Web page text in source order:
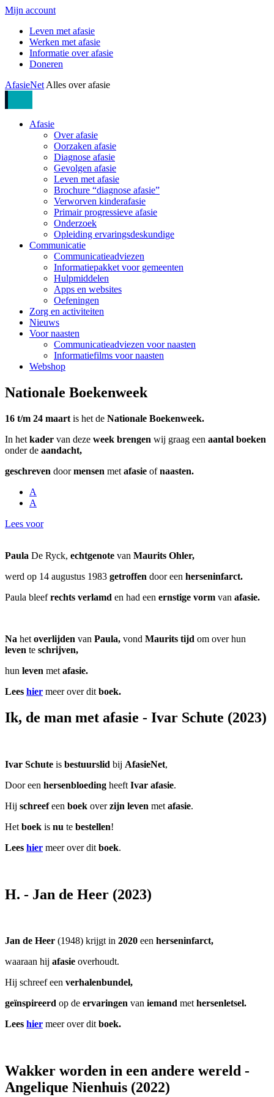
Mijn account
Leven met afasie
Werken met afasie
Informatie over afasie
Doneren
AfasieNet Alles over afasie
Afasie
Over afasie
Oorzaken afasie
Diagnose afasie
Gevolgen afasie
Leven met afasie
Brochure “diagnose afasie”
Verworven kinderafasie
Primair progressieve afasie
Onderzoek
Opleiding ervaringsdeskundige
Communicatie
Communicatieadviezen
Informatiepakket voor gemeenten
Hulpmiddelen
Apps en websites
Oefeningen
Zorg en activiteiten
Nieuws
Voor naasten
Communicatieadviezen voor naasten
Informatiefilms voor naasten
Webshop
Nationale Boekenweek
16 t/m 24 maart is het de Nationale Boekenweek.
In het kader van deze week brengen wij graag een aantal boeken
onder de aandacht,
geschreven doormensen met afasie ofnaasten.
A
A
Lees voor
Paula De Ryck, echtgenote van Maurits Ohler,
werd op 14 augustus 1983 getroffen door een herseninfarct.
Paula bleefrechts verlamd en had een ernstige vorm van afasie.
Na het overlijden van Paula, vond Maurits tijd om over hun
leven te schrijven,
hun leven met afasie.
Lees hier meer over dit boek.
Ik, de man met afasie - Ivar Schute (2023)
Ivar Schute is bestuurslid bij AfasieNet,
Door een hersenbloeding heeft Ivar afasie.
Hij schreefeen boek overzijn leven met afasie.
Het boek is nu te bestellen!
Lees hier meer over dit boek.
H. - Jan de Heer (2023)
Jan de Heer (1948) krijgt in 2020 een herseninfarct,
waaraan hij afasie overhoudt.
Hij schreef een verhalenbundel,
geïnspireerd op de ervaringen van iemand methersenletsel.
Lees hier meer over ditboek.
Wakker worden in een andere wereld -
Angelique Nienhuis (2022)